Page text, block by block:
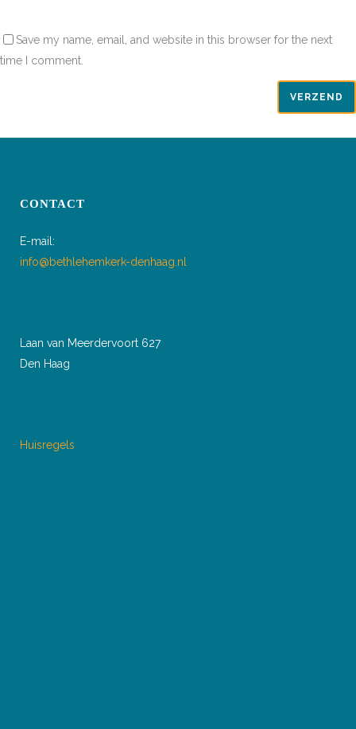
Save my name, email, and website in this browser for the next
time I comment.
CONTACT
E-mail:
info@bethlehemkerk-denhaag.nl
Laan van Meerdervoort 627
Den Haag
Huisregels